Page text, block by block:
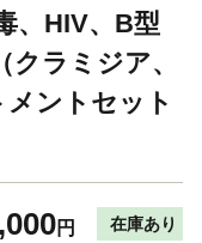
、HIV、B型
ラミジア、
ントセット
円 在庫あり